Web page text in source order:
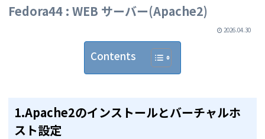
Fedora44 : WEB サーバー(Apache2)
2026.04.30
Contents
1.Apache2のインストールとバーチャルホ
スト設定